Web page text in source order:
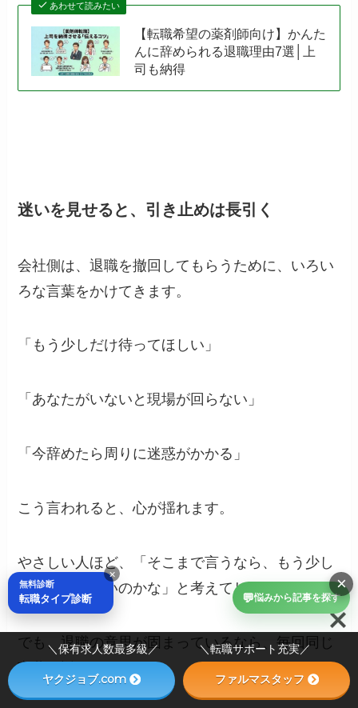
あわせて読みたい
【転職希望の薬剤師向け】かんた
んに辞められる退職理由7選│上
司も納得
迷いを見せると、引き止めは長引く
会社側は、退職を撤回してもらうために、いろい
ろな言葉をかけてきます。
「もう少しだけ待ってほしい」
「あなたがいないと現場が回らない」
「今辞めたら周りに迷惑がかかる」
こう言われると、心が揺れます。
やさしい人ほど、「そこまで言うなら、もう少し
残った方がいいのかな」と考えてしまいます。
でも、退職の意思が固まっているなら、毎回同じ
言葉で返してください。
💬悩みから記事を探す
×
×
無料診断
転職タイプ診断
＼保有求人数最多級／ ＼転職サポート充実／
ヤクジョブ.com ファルマスタッフ